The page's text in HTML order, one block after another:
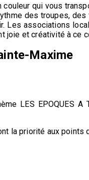
qui vous
des troupes,
Les associations
joie et créativité à ce
Maxime
LES EPOQUES A
la priorité aux points